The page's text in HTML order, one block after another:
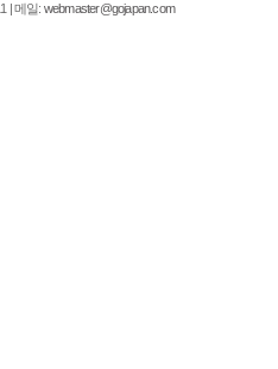
| 메일: webmaster@gojapan.com